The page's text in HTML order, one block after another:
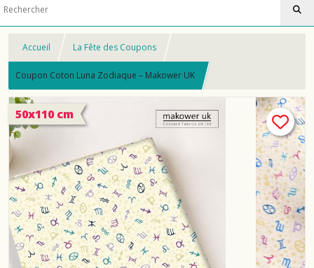
Accueil La Fête des Coupons
Coupon Coton Luna Zodiaque – Makower UK
50x110 cm